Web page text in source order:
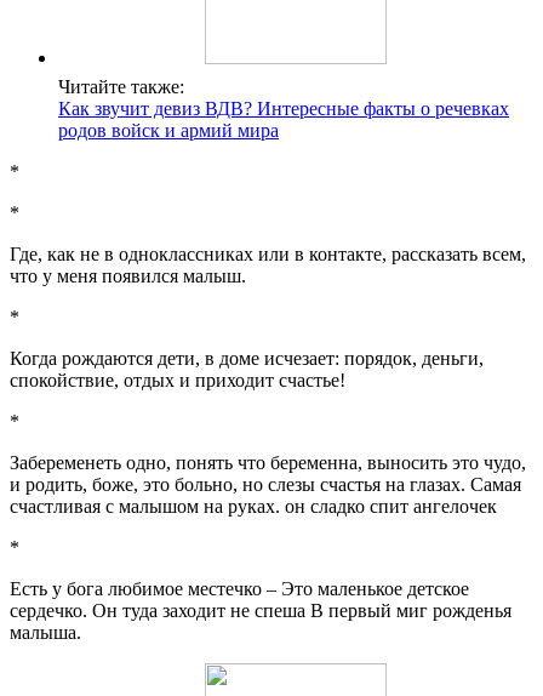
Читайте также:
Как звучит девиз ВДВ? Интересные факты о речевках
родов войск и армий мира
*
*
Где, как не в одноклассниках или в контакте, рассказать всем,
что у меня появился малыш.
*
Когда рождаются дети, в доме исчезает: порядок, деньги,
спокойствие, отдых и приходит счастье!
*
Забеременеть одно, понять что беременна, выносить это чудо,
и родить, боже, это больно, но слезы счастья на глазах. Самая
счастливая с малышом на руках. он сладко спит ангелочек
*
Есть у бога любимое местечко – Это маленькое детское
сердечко. Он туда заходит не спеша В первый миг рожденья
малыша.